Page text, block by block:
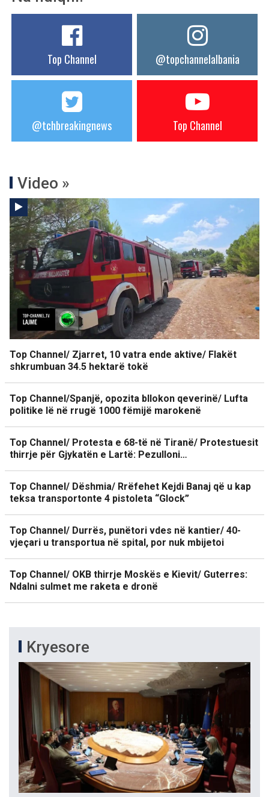
Top Channel @topchannelalbania
@tchbreakingnews Top Channel
Video »
Top Channel/ Zjarret, 10 vatra ende aktive/ Flakët
shkrumbuan 34.5 hektarë tokë
Top Channel/Spanjë, opozita bllokon qeverinë/ Lufta
politike lë në rrugë 1000 fëmijë marokenë
Top Channel/ Protesta e 68-të në Tiranë/ Protestuesit
thirrje për Gjykatën e Lartë: Pezulloni…
Top Channel/ Dëshmia/ Rrëfehet Kejdi Banaj që u kap
teksa transportonte 4 pistoleta “Glock”
Top Channel/ Durrës, punëtori vdes në kantier/ 40-
vjeçari u transportua në spital, por nuk mbijetoi
Top Channel/ OKB thirrje Moskës e Kievit/ Guterres:
Ndalni sulmet me raketa e dronë
Kryesore